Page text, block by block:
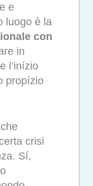
e
luogo è la
con
in
l’inízio
propízio
crisi
Sí,